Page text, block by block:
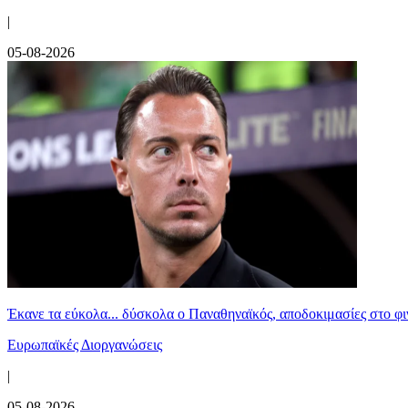
|
05-08-2026
Έκανε τα εύκολα... δύσκολα ο Παναθηναϊκός, αποδοκιμασίες στο
Ευρωπαϊκές Διοργανώσεις
|